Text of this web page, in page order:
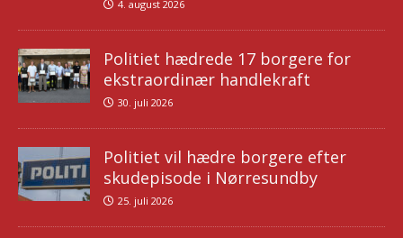
4. august 2026
Politiet hædrede 17 borgere for
ekstraordinær handlekraft
30. juli 2026
Politiet vil hædre borgere efter
skudepisode i Nørresundby
25. juli 2026